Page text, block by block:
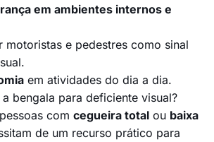
em ambientes internos e
motoristas e pedestres como sinal
em atividades do dia a dia.
bengala para deficiente visual?
com cegueira total ou baixa
de um recurso prático para